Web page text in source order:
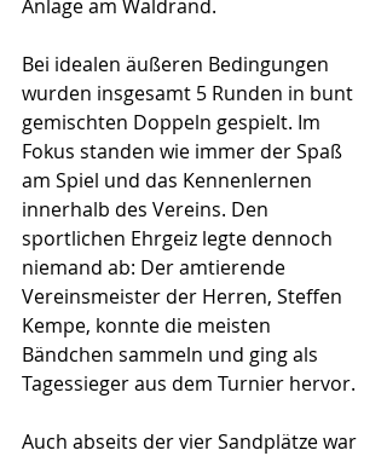
Anlage am Waldrand.
Bei idealen äußeren Bedingungen
wurden insgesamt 5 Runden in bunt
gemischten Doppeln gespielt. Im
Fokus standen wie immer der Spaß
am Spiel und das Kennenlernen
innerhalb des Vereins. Den
sportlichen Ehrgeiz legte dennoch
niemand ab: Der amtierende
Vereinsmeister der Herren, Steffen
Kempe, konnte die meisten
Bändchen sammeln und ging als
Tagessieger aus dem Turnier hervor.
Auch abseits der vier Sandplätze war